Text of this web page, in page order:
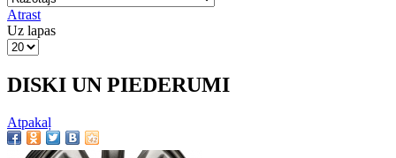
Atrast
Uz lapas
DISKI UN PIEDERUMI
Atpakaļ